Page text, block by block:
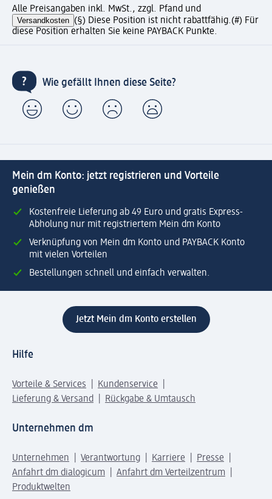
Alle Preisangaben inkl. MwSt., zzgl. Pfand und
Versandkosten (§) Diese Position ist nicht rabattfähig.(#) Für
diese Position erhalten Sie keine PAYBACK Punkte.
Wie gefällt Ihnen diese Seite?
Mein dm Konto: jetzt registrieren und Vorteile
genießen
Kostenfreie Lieferung ab 49 Euro und gratis Express-
Abholung nur mit registriertem Mein dm Konto
Verknüpfung von Mein dm Konto und PAYBACK Konto
mit vielen Vorteilen
Bestellungen schnell und einfach verwalten.
Jetzt Mein dm Konto erstellen
Hilfe
Vorteile & Services
Kundenservice
Lieferung & Versand
Rückgabe & Umtausch
Unternehmen dm
Unternehmen Verantwortung Karriere
Presse
Anfahrt dm dialogicum
Anfahrt dm Verteilzentrum
Produktwelten